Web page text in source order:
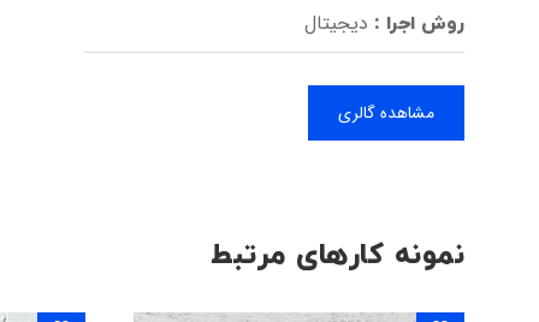
روش اجرا : دیجیتال
مشاهده گالری
نمونه کارهای مرتبط